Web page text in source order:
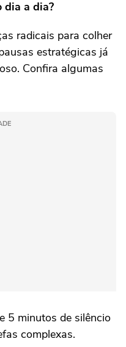
dia a dia?
radicais para colher
estratégicas já
Confira algumas
5 minutos de silêncio
complexas.